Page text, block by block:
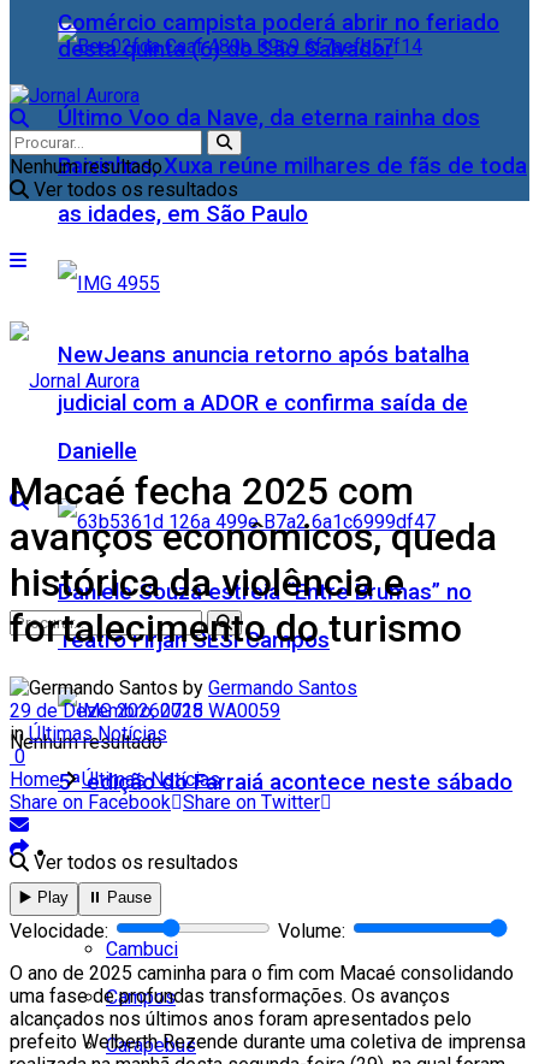
Último Voo da Nave, da eterna rainha dos
Baixinhos, Xuxa reúne milhares de fãs de toda
as idades, em São Paulo
NewJeans anuncia retorno após batalha
judicial com a ADOR e confirma saída de
Danielle
Daniele Souza estreia “Entre Brumas” no
Teatro Firjan SESI Campos
5ª edição do Farraiá acontece neste sábado
Cidades
Todos
Cambuci
Campos
Carapebus
Comércio campista poderá abrir no feriado
desta quinta (6) do São Salvador
Nenhum resultado
Ver todos os resultados
Nenhum resultado
Ver todos os resultados
Macaé fecha 2025 com
avanços econômicos, queda
histórica da violência e
fortalecimento do turismo
by Germando Santos
29 de Dezembro, 2025
in Últimas Notícias
0
Home
Últimas Notícias
Share on Facebook Share on Twitter
▶️ Play ⏸️ Pause
Velocidade:
Volume:
O ano de 2025 caminha para o fim com Macaé consolidando
uma fase de profundas transformações. Os avanços
alcançados nos últimos anos foram apresentados pelo
prefeito Welberth Rezende durante uma coletiva de imprensa